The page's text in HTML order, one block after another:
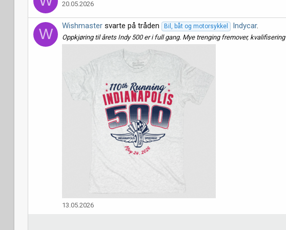
20.05.2026
W
Wishmaster svarte på tråden Bil, båt og motorsykkel Indycar.
Oppkjøring til årets Indy 500 er i full gang. Mye trenging fremover,
13.05.2026